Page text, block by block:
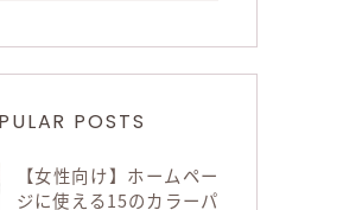
POSTS
【女性向け】ホームペー
ジに使える15のカラーパ